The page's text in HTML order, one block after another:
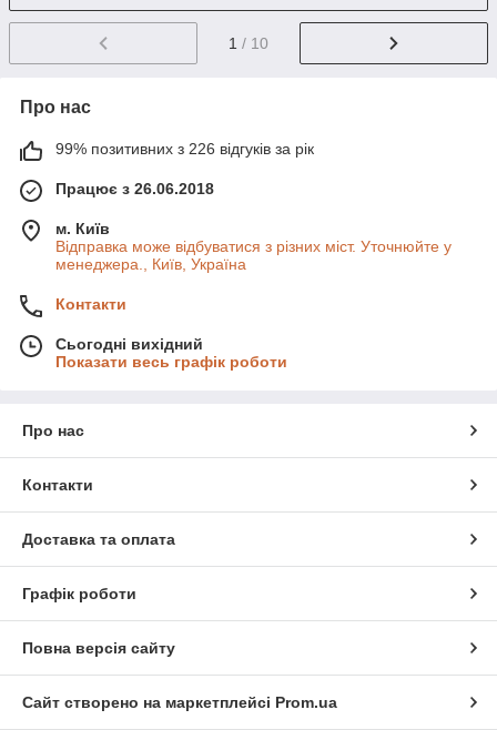
1 / 10
Про нас
99% позитивних з 226 відгуків за рік
Працює з 26.06.2018
м. Київ
Відправка може відбуватися з різних міст. Уточнюйте у
менеджера., Київ, Україна
Контакти
Сьогодні вихідний
Показати весь графік роботи
Про нас
Контакти
Доставка та оплата
Графік роботи
Повна версія сайту
Сайт створено на маркетплейсі Prom.ua